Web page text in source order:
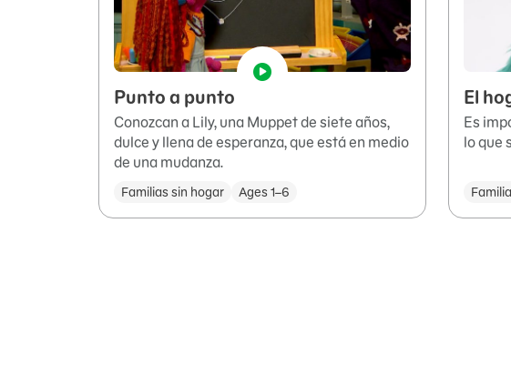
Punto a punto
Conozcan a Lily, una Muppet de siete años,
dulce y llena de esperanza, que está en medio
de una mudanza.
Familias sin hogar Ages 1–6
El
Es
lo que